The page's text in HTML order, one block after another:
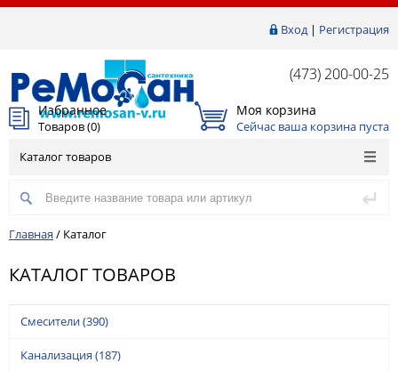
Вход| Регистрация
(473) 200-00-25
Избранное
Товаров (0)
Моя корзина
Сейчас ваша корзина пуста
Каталог товаров
Главная / Каталог
КАТАЛОГ ТОВАРОВ
Смесители(390)
Канализация (187)